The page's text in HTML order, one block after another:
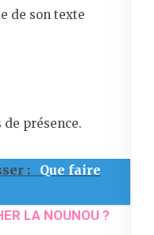
de son texte
de présence.
:
Que faire
LA NOUNOU ?